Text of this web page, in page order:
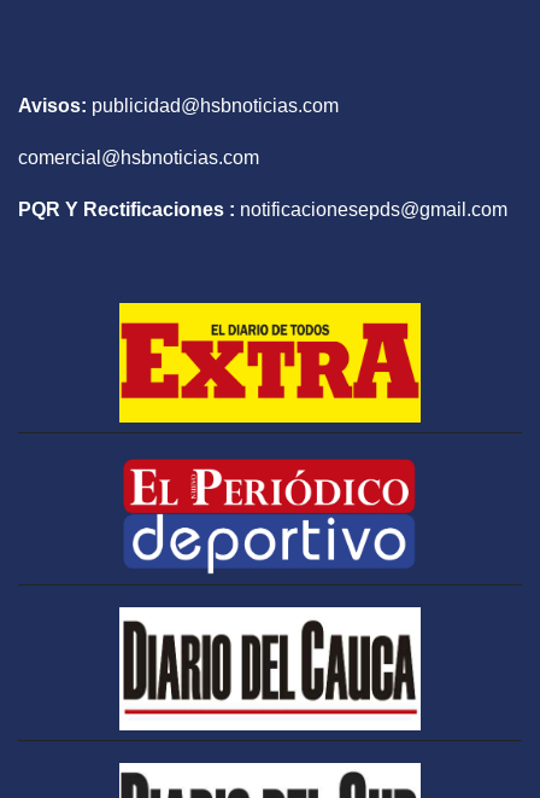
Avisos: publicidad@hsbnoticias.com
comercial@hsbnoticias.com
PQR Y Rectificaciones : notificacionesepds@gmail.com